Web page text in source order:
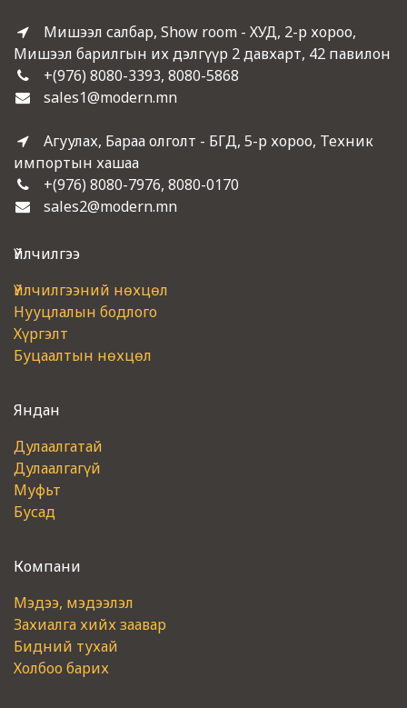
Мишээл салбар, Show room - ХУД, 2-р хороо,
Мишээл барилгын их дэлгүүр 2 давхарт, 42 павилон
+(976) 8080-3393, 8080-5868
sales1@modern.mn
Агуулах, Бараа олголт - БГД, 5-р хороо, Техник
импортын хашаа
+(976) 8080-7976, 8080-0170
sales2@modern.mn
Үйлчилгээ
Үйлчилгээний нөхцөл
Нууцлалын бодлого
Хүргэлт
Буцаалтын нөхцөл
Яндан
Дулаалгатай
Дулаалгагүй
Муфьт
Бусад
Компани
Мэдээ, мэдээлэл
Захиалга хийх заавар
Бидний тухай
Холбоо барих